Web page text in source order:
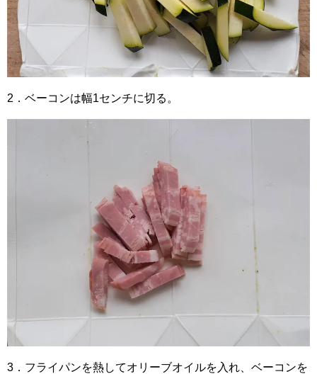
2．ベーコンは幅1センチに切る。
3．フライパンを熱してオリーブオイルを入れ、ベーコンを